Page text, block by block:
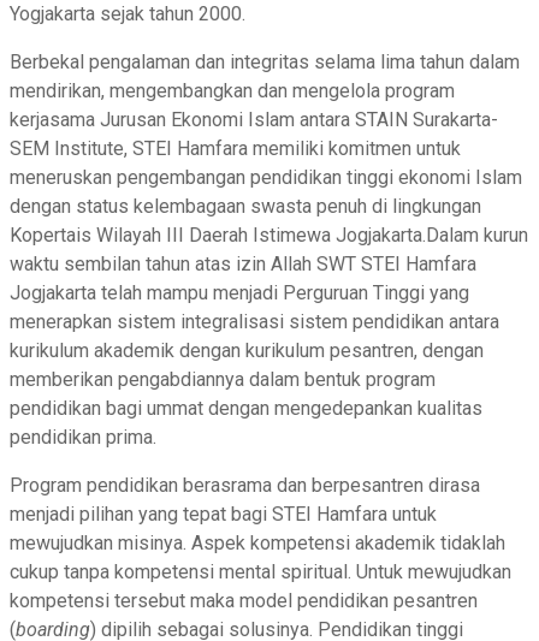
Yogjakarta sejak tahun 2000.
Berbekal pengalaman dan integritas selama lima tahun dalam
mendirikan, mengembangkan dan mengelola program
kerjasama Jurusan Ekonomi Islam antara STAIN Surakarta-
SEM Institute, STEI Hamfara memiliki komitmen untuk
meneruskan pengembangan pendidikan tinggi ekonomi Islam
dengan status kelembagaan swasta penuh di lingkungan
Kopertais Wilayah III Daerah Istimewa Jogjakarta.Dalam kurun
waktu sembilan tahun atas izin Allah SWT STEI Hamfara
Jogjakarta telah mampu menjadi Perguruan Tinggi yang
menerapkan sistem integralisasi sistem pendidikan antara
kurikulum akademik dengan kurikulum pesantren, dengan
memberikan pengabdiannya dalam bentuk program
pendidikan bagi ummat dengan mengedepankan kualitas
pendidikan prima.
Program pendidikan berasrama dan berpesantren dirasa
menjadi pilihan yang tepat bagi STEI Hamfara untuk
mewujudkan misinya. Aspek kompetensi akademik tidaklah
cukup tanpa kompetensi mental spiritual. Untuk mewujudkan
kompetensi tersebut maka model pendidikan pesantren
(boarding) dipilih sebagai solusinya. Pendidikan tinggi